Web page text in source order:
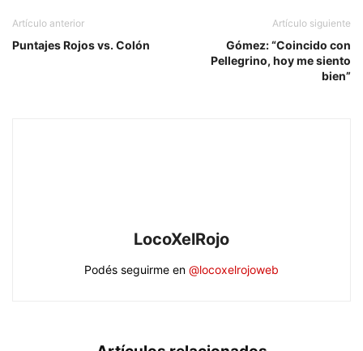
Artículo anterior
Puntajes Rojos vs. Colón
Artículo siguiente
Gómez: “Coincido con
Pellegrino, hoy me siento
bien”
LocoXelRojo
Podés seguirme en @locoxelrojoweb